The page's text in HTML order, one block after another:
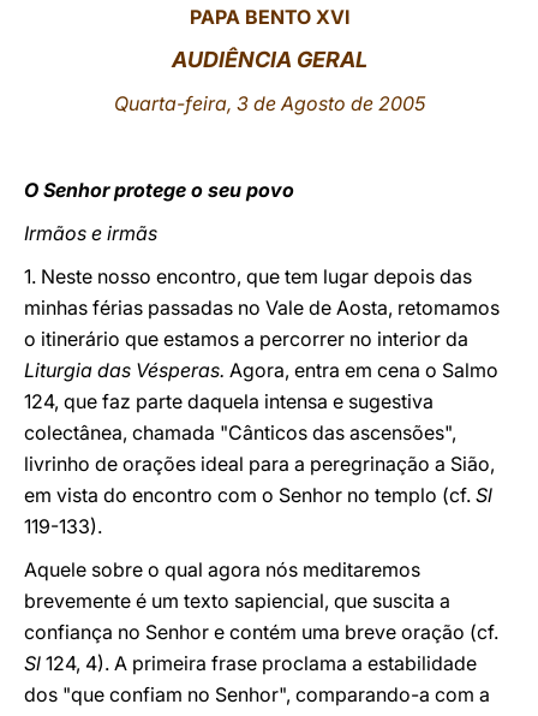
PAPA BENTO XVI
AUDIÊNCIA GERAL
Quarta-feira, 3 de Agosto de 2005
O Senhor protege o seu povo
Irmãos e irmãs
1. Neste nosso encontro, que tem lugar depois das
minhas férias passadas no Vale de Aosta, retomamos
o itinerário que estamos a percorrer no interior da
Liturgia das Vésperas. Agora, entra em cena o Salmo
124, que faz parte daquela intensa e sugestiva
colectânea, chamada "Cânticos das ascensões",
livrinho de orações ideal para a peregrinação a Sião,
em vista do encontro com o Senhor no templo (cf. Sl
119-133).
Aquele sobre o qual agora nós meditaremos
brevemente é um texto sapiencial, que suscita a
confiança no Senhor e contém uma breve oração (cf.
Sl 124, 4). A primeira frase proclama a estabilidade
dos "que confiam no Senhor", comparando-a com a